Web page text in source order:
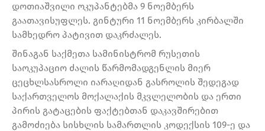
დოთიაშვილი ოკუპანტებმა 9 ნოემბერს
გაათავისუფლეს. გინტური 11 ნოემბერს კირბალში
სამხედრო პატივით დაკრძალეს.
შინაგან საქმეთა სამინისტრომ რუსეთის
საოკუპაციო ძალის წარმომადგენლის მიერ
ცეცხლსასროლი იარაღიდან გასროლის შედეგად
საქართველოს მოქალაქის მკვლელობის და ერთი
პირის გატაცების ფაქტებთან დაკავშირებით
გამოძიება სისხლის სამართლის კოდექსის 109-ე და